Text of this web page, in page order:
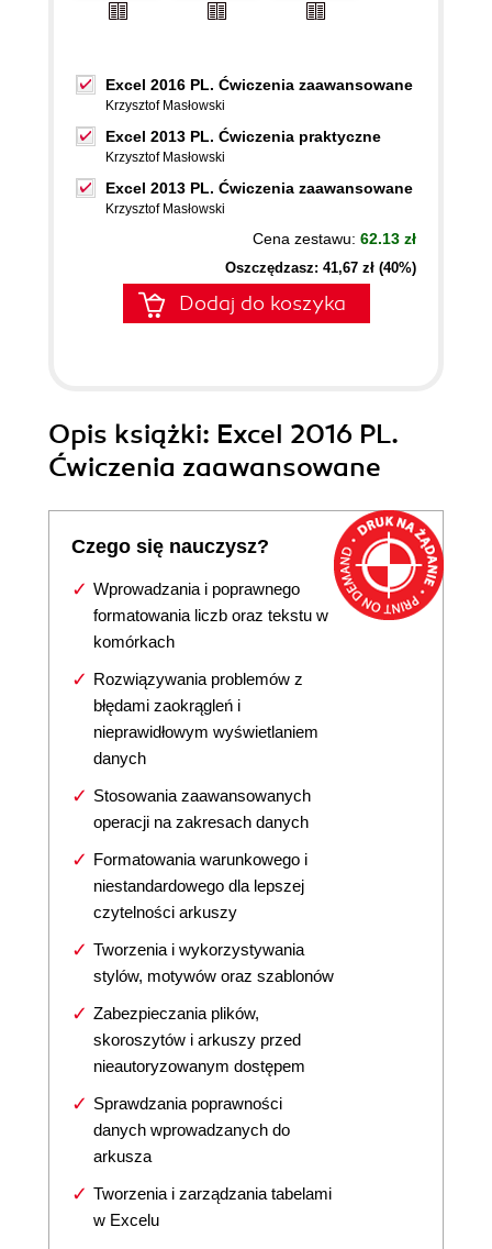
Excel 2016 PL. Ćwiczenia zaawansowane
Krzysztof Masłowski
Excel 2013 PL. Ćwiczenia praktyczne
Krzysztof Masłowski
Excel 2013 PL. Ćwiczenia zaawansowane
Krzysztof Masłowski
Cena zestawu: 62.13 zł
Oszczędzasz: 41,67 zł (40%)
Dodaj do koszyka
Opis książki: Excel 2016 PL.
Ćwiczenia zaawansowane
Czego się nauczysz?
Wprowadzania i poprawnego
formatowania liczb oraz tekstu w
komórkach
Rozwiązywania problemów z
błędami zaokrągleń i
nieprawidłowym wyświetlaniem
danych
Stosowania zaawansowanych
operacji na zakresach danych
Formatowania warunkowego i
niestandardowego dla lepszej
czytelności arkuszy
Tworzenia i wykorzystywania
stylów, motywów oraz szablonów
Zabezpieczania plików,
skoroszytów i arkuszy przed
nieautoryzowanym dostępem
Sprawdzania poprawności
danych wprowadzanych do
arkusza
Tworzenia i zarządzania tabelami
w Excelu